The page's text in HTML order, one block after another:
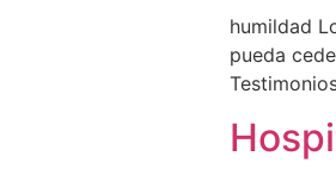
humildad
pueda